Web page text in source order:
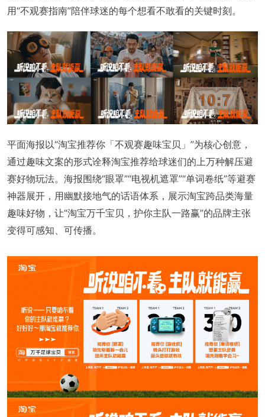
用“不观赛指南”陪伴球迷的每个想看不敢看的关键时刻。
平面海报以“淘宝推荐你「不观赛趣味宝贝」”为核心创意，
通过趣味文案的形式诠释淘宝推荐给球迷们的上万种解压避
赛好物玩法。海报围绕“眼罩”“电视机遮罩”“单词卷纸”等避赛
神器展开，用幽默接地气的话语体系，展示淘宝跨品类海量
趣味好物，让“淘宝万千宝贝，护你主队一路赢”的品牌主张
变得可感知、可传播。